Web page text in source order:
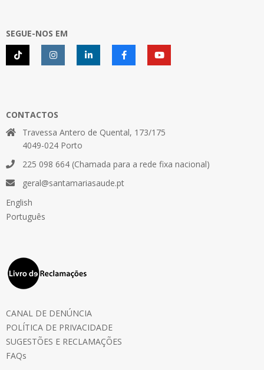
SEGUE-NOS EM
CONTACTOS
Travessa Antero de Quental, 173/175
4049-024 Porto
225 098 664 (Chamada para a rede fixa nacional)
geral@santamariasaude.pt
English
Português
CANAL DE DENÚNCIA
POLÍTICA DE PRIVACIDADE
SUGESTÕES E RECLAMAÇÕES
FAQs